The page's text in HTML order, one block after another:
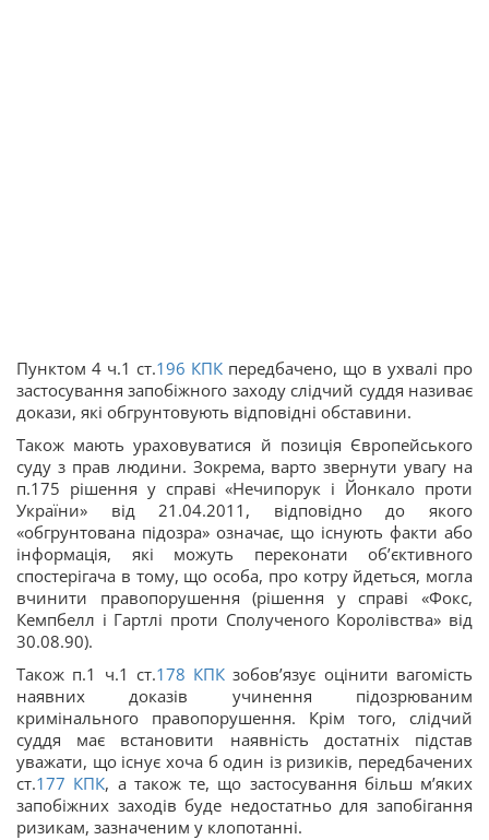
Пунктом 4 ч.1 ст.196 КПК передбачено, що в ухвалі про
застосування запобіжного заходу слідчий суддя називає
докази, які обгрунтовують відповідні обставини.
Також мають ураховуватися й позиція Європейського
суду з прав людини. Зокрема, варто звернути увагу на
п.175 рішення у справі «Нечипорук і Йонкало проти
України» від 21.04.2011, відповідно до якого
«обгрунтована підозра» означає, що існують факти або
інформація, які можуть переконати об’єктивного
спостерігача в тому, що особа, про котру йдеться, могла
вчинити правопорушення (рішення у справі «Фокс,
Кемпбелл і Гартлі проти Сполученого Королівства» від
30.08.90).
Також п.1 ч.1 ст.178 КПК зобов’язує оцінити вагомість
наявних доказів учинення підозрюваним
кримінального правопорушення. Крім того, слідчий
суддя має встановити наявність достатніх підстав
уважати, що існує хоча б один із ризиків, передбачених
ст.177 КПК, а також те, що застосування більш м’яких
запобіжних заходів буде недостатньо для запобігання
ризикам, зазначеним у клопотанні.